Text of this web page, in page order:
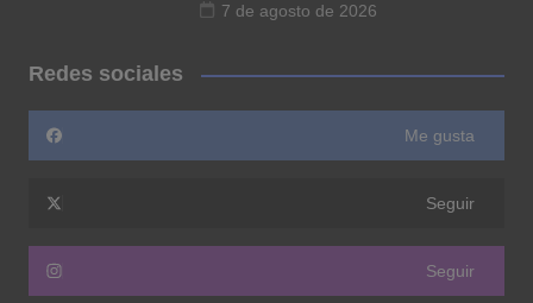
7 de agosto de 2026
Redes sociales
Me gusta
Seguir
Seguir